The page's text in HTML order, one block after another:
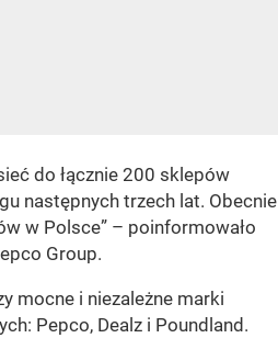
do łącznie 200 sklepów
następnych trzech lat. Obecnie
w Polsce” – poinformowało
Group.
mocne i niezależne marki
Pepco, Dealz i Poundland.